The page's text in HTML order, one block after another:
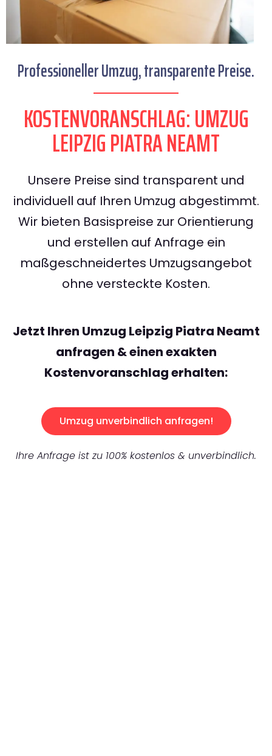
Professioneller Umzug, transparente Preise.
KOSTENVORANSCHLAG: UMZUG
LEIPZIG PIATRA NEAMT
Unsere Preise sind transparent und
individuell auf Ihren Umzug abgestimmt.
Wir bieten Basispreise zur Orientierung
und erstellen auf Anfrage ein
maßgeschneidertes Umzugsangebot
ohne versteckte Kosten.
Jetzt Ihren Umzug Leipzig Piatra Neamt
anfragen & einen exakten
Kostenvoranschlag erhalten:
Umzug unverbindlich anfragen!
Ihre Anfrage ist zu 100% kostenlos & unverbindlich.